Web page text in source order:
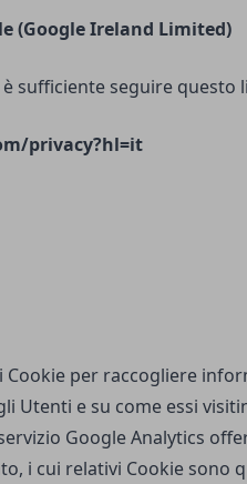
(Google Ireland Limited)
sufficiente seguire questo
privacy?hl=it
Cookie per raccogliere
Utenti e su come essi
Google Analytics
i cui relativi Cookie sono